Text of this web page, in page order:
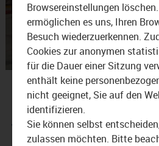
Eisstock-
Waldkraiburg
Browsereinstellungen
ermöglichen es uns, Ihren
Besuch wiederzuerkennen.
Cookies zur anonymen
für die Dauer einer Sitzung
enthält keine
nicht geeignet, Sie auf den
identifizieren.
Sie können selbst
zulassen möchten. Bitte